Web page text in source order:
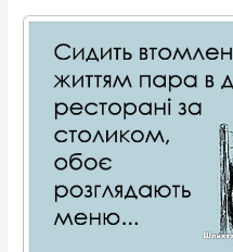
хлопцем
чекала
нього
дзвінка.